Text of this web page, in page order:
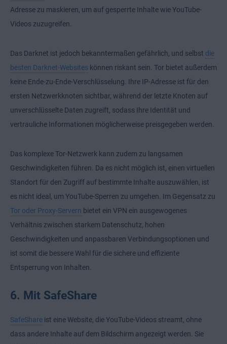
Adresse zu maskieren, um auf gesperrte Inhalte wie YouTube-
Videos zuzugreifen.
Das Darknet ist jedoch bekanntermaßen gefährlich, und selbst die
besten Darknet-Websites können riskant sein. Tor bietet außerdem
keine Ende-zu-Ende-Verschlüsselung . Ihre IP-Adresse ist für den
ersten Netzwerkknoten sichtbar, während der letzte Knoten auf
unverschlüsselte Daten zugreift, sodass Ihre Identität und
vertrauliche Informationen möglicherweise preisgegeben werden.
Das komplexe Tor-Netzwerk kann zudem zu langsamen
Geschwindigkeiten führen. Da es nicht möglich ist, einen virtuellen
Standort für den Zugriff auf bestimmte Inhalte auszuwählen, ist
es nicht ideal, um YouTube-Sperren zu umgehen. Im Gegensatz zu
Tor oder Proxy-Servern bietet ein VPN ein ausgewogenes
Verhältnis zwischen starkem Datenschutz, hohen
Geschwindigkeiten und anpassbaren Verbindungsoptionen und
ist somit die bessere Wahl für die sichere und effiziente
Entsperrung von Inhalten.
6. Mit SafeShare
SafeShare ist eine Website, die YouTube-Videos streamt, ohne
dass andere Inhalte auf dem Bildschirm angezeigt werden. Sie